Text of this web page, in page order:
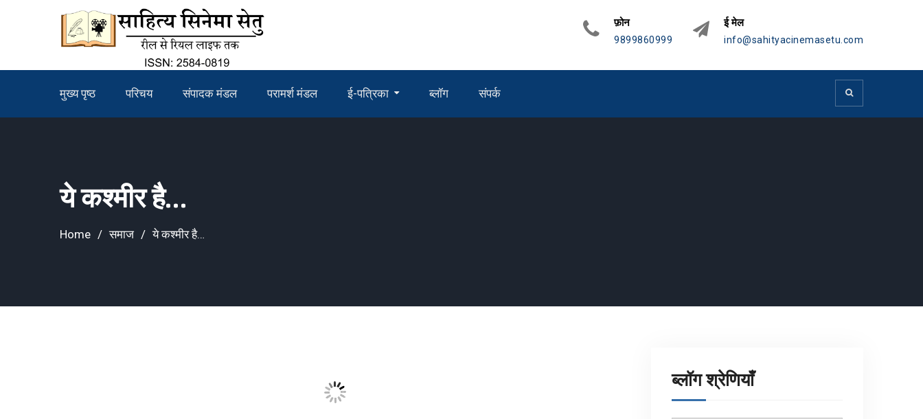
फ़ोन
9899860999
ई मेल
info@sahityacinemasetu.com
मुख्य पृष्ठ परिचय संपादक मंडल परामर्श मंडल ई-पत्रिका ब्लॉग संपर्क
ये कश्मीर है…
Home समाज ये कश्मीर है…
ब्लॉग श्रेणियाँ